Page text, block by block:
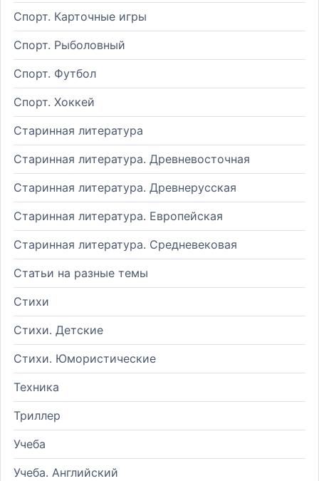
Спорт. Карточные игры
Спорт. Рыболовный
Спорт. Футбол
Спорт. Хоккей
Старинная литература
Старинная литература. Древневосточная
Старинная литература. Древнерусская
Старинная литература. Европейская
Старинная литература. Средневековая
Статьи на разные темы
Стихи
Стихи. Детские
Стихи. Юмористические
Техника
Триллер
Учеба
Учеба. Английский